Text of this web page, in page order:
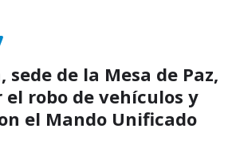
de la Mesa de Paz,
robo de vehículos y
el Mando Unificado